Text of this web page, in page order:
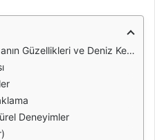
Güzellikleri ve Deniz Keyfi
Deneyimler